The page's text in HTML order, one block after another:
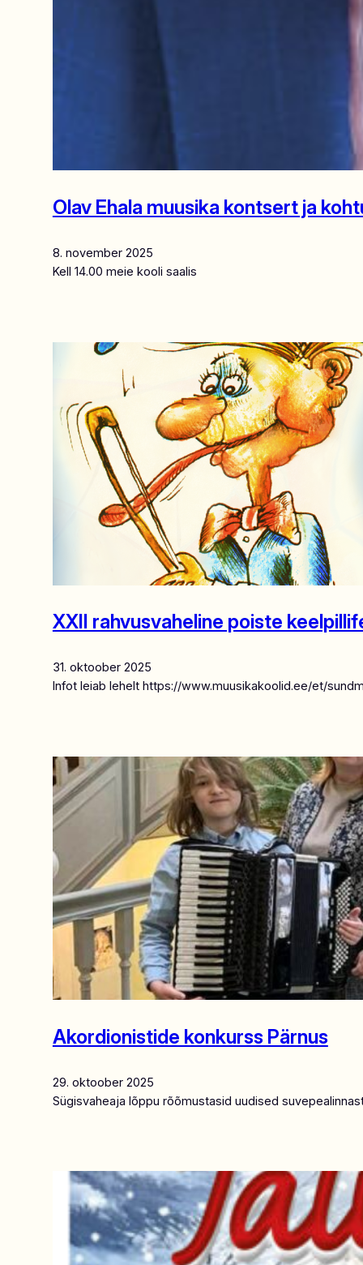
Olav Ehala muusika kontsert ja
8. november 2025
Kell 14.00 meie kooli saalis
XXII rahvusvaheline poiste
31. oktoober 2025
Infot leiab lehelt https://www.muusikakoolid.ee/et/
Akordionistide konkurss Pärnus
29. oktoober 2025
Sügisvaheaja lõppu rõõmustasid uudised